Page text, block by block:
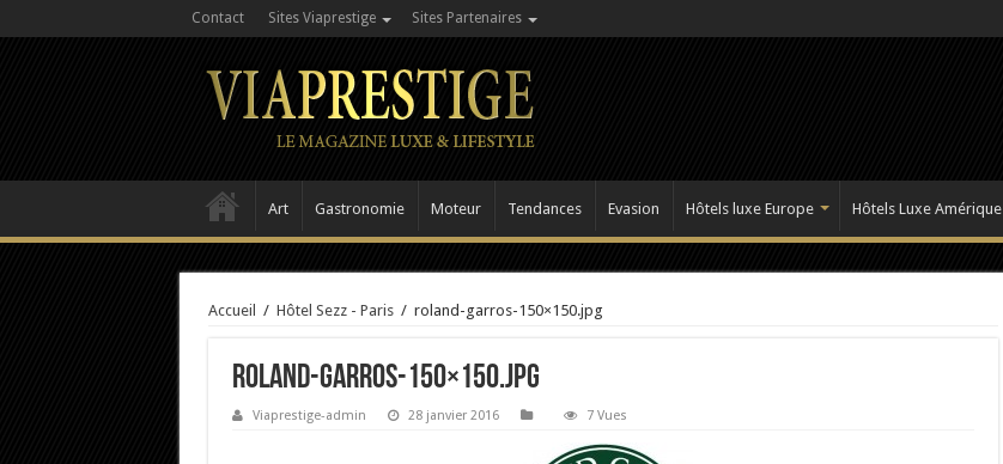
Contact Sites Viaprestige Sites Partenaires
Art Gastronomie Moteur Tendances Evasion Hôtels luxe Europe Hôtels Luxe Amérique
Accueil / Hôtel Sezz - Paris / roland-garros-150×150.jpg
roland-garros-150×150.jpg
Viaprestige-admin 28 janvier 2016 7 Vues